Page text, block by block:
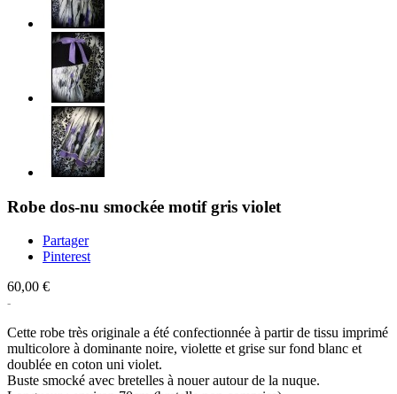
Robe dos-nu smockée motif gris violet
Partager
Pinterest
60,00 €
Cette robe très originale a été confectionnée à partir de tissu imprimé
multicolore à dominante noire, violette et grise sur fond blanc et
doublée en coton uni violet.
Buste smocké avec bretelles à nouer autour de la nuque.